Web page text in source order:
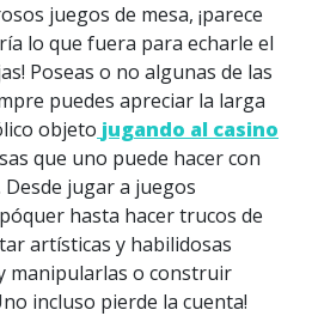
juegos de mesa, ¡parece
lo que fuera para echarle el
Poseas o no algunas de las
puedes apreciar la larga
objeto jugando al casino
que uno puede hacer con
jugar a juegos
hasta hacer trucos de
artísticas y habilidosas
manipularlas o construir
incluso pierde la cuenta!